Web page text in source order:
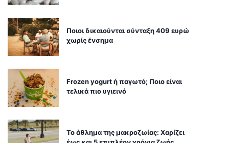
Ποιοι δικαιούνται σύνταξη 409 ευρώ
χωρίς ένσημα
Frozen yogurt ή παγωτό; Ποιο είναι
τελικά πιο υγιεινό
Το άθλημα της μακροζωίας: Χαρίζει